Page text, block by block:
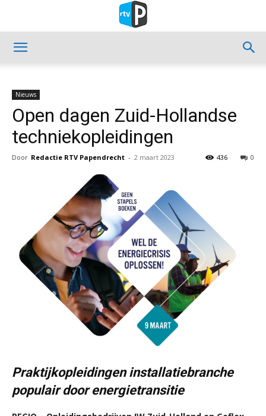
Nieuws
Open dagen Zuid-Hollandse
techniekopleidingen
Door Redactie RTV Papendrecht - 2 maart 2023 0
436
Praktijkopleidingen installatiebranche
populair door energietransitie